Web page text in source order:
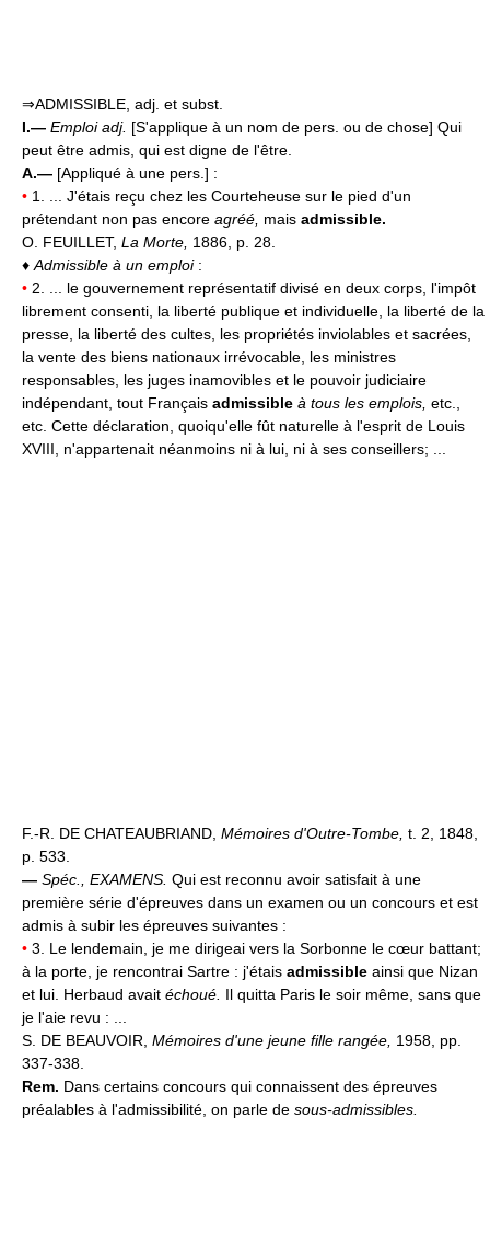
⇒ADMISSIBLE, adj. et subst.
I.— Emploi adj. [S'applique à un nom de pers. ou de chose] Qui
peut être admis, qui est digne de l'être.
A.— [Appliqué à une pers.] :
• 1. ... J'étais reçu chez les Courteheuse sur le pied d'un
prétendant non pas encore agréé, mais admissible.
O. FEUILLET, La Morte, 1886, p. 28.
♦ Admissible à un emploi:
• 2. ... le gouvernement représentatif divisé en deux corps, l'impôt
librement consenti, la liberté publique et individuelle, la liberté de la
presse, la liberté des cultes, les propriétés inviolables et sacrées,
la vente des biens nationaux irrévocable, les ministres
responsables, les juges inamovibles et le pouvoir judiciaire
indépendant, tout Français admissible à tous les emplois, etc.,
etc. Cette déclaration, quoiqu'elle fût naturelle à l'esprit de Louis
XVIII, n'appartenait néanmoins ni à lui, ni à ses conseillers; ...
F.-R. DE CHATEAUBRIAND, Mémoires d'Outre-Tombe, t. 2, 1848,
p. 533.
— Spéc., EXAMENS. Qui est reconnu avoir satisfait à une
première série d'épreuves dans un examen ou un concours et est
admis à subir les épreuves suivantes :
• 3. Le lendemain, je me dirigeai vers la Sorbonne le cœur battant;
à la porte, je rencontrai Sartre : j'étais admissible ainsi que Nizan
et lui. Herbaud avait échoué. Il quitta Paris le soir même, sans que
je l'aie revu : ...
S. DE BEAUVOIR, Mémoires d'une jeune fille rangée, 1958, pp.
337-338.
Rem. Dans certains concours qui connaissent des épreuves
préalables à l'admissibilité, on parle de sous-admissibles.